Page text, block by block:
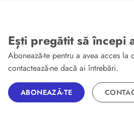
Ești pregătit să începi
Abonează-te pentru a avea acces la
contactează-ne dacă ai întrebări.
ABONEAZĂ-TE